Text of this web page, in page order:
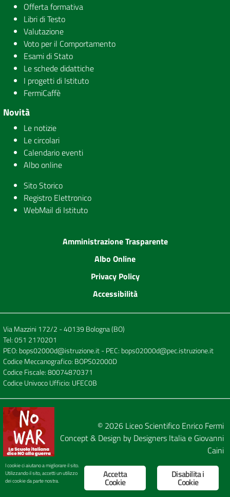
Offerta formativa
Libri di Testo
Valutazione
Voto per il Comportamento
Esami di Stato
Le schede didattiche
I progetti di Istituto
FermiCaffè
Novità
Le notizie
Le circolari
Calendario eventi
Albo online
Sito Storico
Registro Elettronico
WebMail di Istituto
Amministrazione Trasparente
Albo Online
Privacy Policy
Accessibilità
Via Mazzini 172/2 - 40139 Bologna (BO)
Tel:051 2170201
PEO: bops02000d@istruzione.it- PEC: bops02000d@pec.istruzione.it
Codice Meccanografico: BOPS02000D
Codice Fiscale: 80074870371
Codice Univoco Ufficio: UFEC0B
© 2026 Liceo Scientifico Enrico Fermi
Concept & Design by Designers Italiae Giovanni
Caini
Disabilita i
Cookie
Accetta
Cookie
I cookie ci aiutano a migliorare il sito.
Utilizzando il sito, accetti un utilizzo
dei cookie da parte nostra.